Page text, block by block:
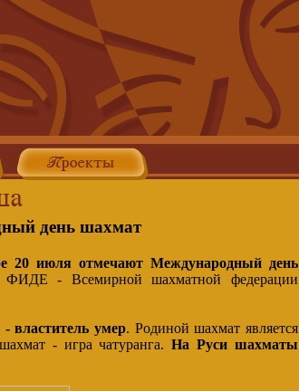
день шахмат
20 июля отмечают Международный день
- Всемирной шахматной федерации
властитель умер. Родиной шахмат является
- игра чатуранга.На Руси шахматы